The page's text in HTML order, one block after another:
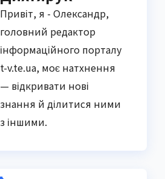
Привіт, я - Олександр,
головний редактор
інформаційного порталу
t-v.te.ua, моє натхнення
— відкривати нові
знання й ділитися ними
з іншими.